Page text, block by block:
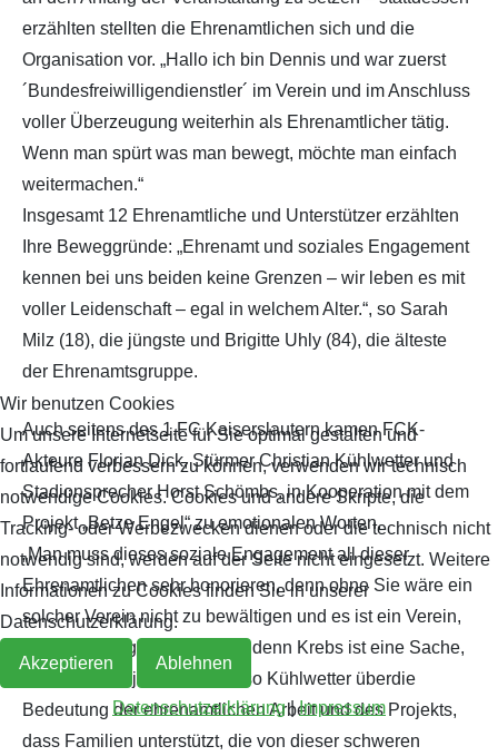
erzählten stellten die Ehrenamtlichen sich und die
Organisation vor. „Hallo ich bin Dennis und war zuerst
´Bundesfreiwilligendienstler´ im Verein und im Anschluss
voller Überzeugung weiterhin als Ehrenamtlicher tätig.
Wenn man spürt was man bewegt, möchte man einfach
weitermachen.“
Insgesamt 12 Ehrenamtliche und Unterstützer erzählten
Ihre Beweggründe: „Ehrenamt und soziales Engagement
kennen bei uns beiden keine Grenzen – wir leben es mit
voller Leidenschaft – egal in welchem Alter.“, so Sarah
Milz (18), die jüngste und Brigitte Uhly (84), die älteste
der Ehrenamtsgruppe.
Auch seitens des 1.FC Kaiserslautern kamen FCK-
Akteure Florian Dick, Stürmer Christian Kühlwetter und
Stadionsprecher Horst Schömbs, in Kooperation mit dem
Projekt „Betze Engel“ zu emotionalen Worten.
„Man muss dieses soziale Engagement all dieser
Ehrenamtlichen sehr honorieren, denn ohne Sie wäre ein
solcher Verein nicht zu bewältigen und es ist ein Verein,
der dringend gebraucht wird, denn Krebs ist eine Sache,
die eigentlich jeden betrifft“, so Kühlwetter überdie
Bedeutung der ehrenamtlichen Arbeit und des Projekts,
dass Familien unterstützt, die von dieser schweren
Wir benutzen Cookies
Um unsere Internetseite für Sie optimal gestalten und
fortlaufend verbessern zu können, verwenden wir technisch
notwendige Cookies. Cookies und andere Skripte, die
Tracking- oder Werbezwecken dienen oder die technisch nicht
notwendig sind, werden auf der Seite nicht eingesetzt. Weitere
Informationen zu Cookies finden Sie in unserer
Datenschutzerklärung.
Akzeptieren Ablehnen
Datenschutzerklärung|Impressum